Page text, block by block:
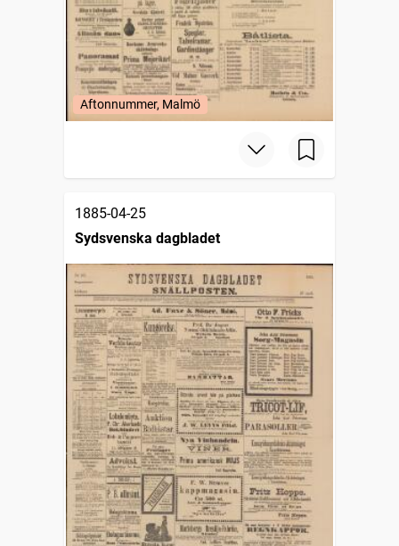
Aftonnummer, Malmö
1885-04-25
Sydsvenska dagbladet